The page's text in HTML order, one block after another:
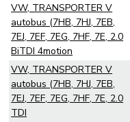
VW, TRANSPORTER V
autobus (7HB, 7HJ, 7EB,
7EJ, 7EF, 7EG, 7HF, 7E, 2.0
BiTDI 4motion
VW, TRANSPORTER V
autobus (7HB, 7HJ, 7EB,
7EJ, 7EF, 7EG, 7HF, 7E, 2.0
TDI